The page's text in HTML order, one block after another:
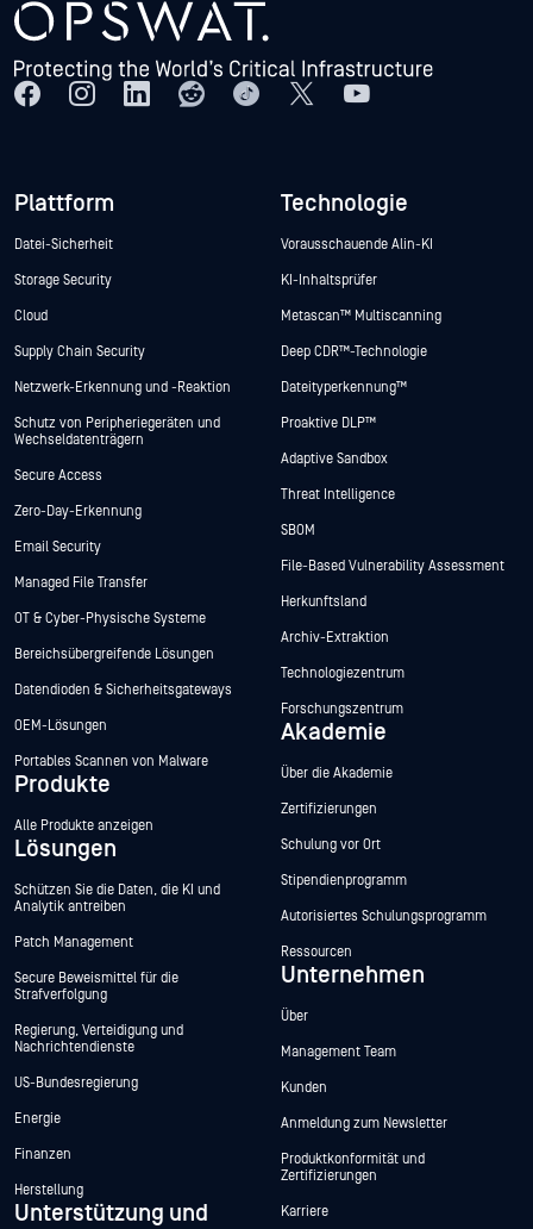
Plattform
Datei-Sicherheit
Storage Security
Cloud
Supply Chain Security
Netzwerk-Erkennung und -Reaktion
Schutz von Peripheriegeräten und
Wechseldatenträgern
Secure Access
Zero-Day-Erkennung
Email Security
Managed File Transfer
OT & Cyber-Physische Systeme
Bereichsübergreifende Lösungen
Datendioden & Sicherheitsgateways
OEM-Lösungen
Portables Scannen von Malware
Produkte
Alle Produkte anzeigen
Lösungen
Schützen Sie die Daten, die KI und
Analytik antreiben
Patch Management
Secure Beweismittel für die
Strafverfolgung
Regierung, Verteidigung und
Nachrichtendienste
US-Bundesregierung
Energie
Finanzen
Herstellung
Unterstützung und
Technologie
Vorausschauende Alin-KI
KI-Inhaltsprüfer
Metascan™ Multiscanning
Deep CDR™-Technologie
Dateityperkennung™
Proaktive DLP™
Adaptive Sandbox
Threat Intelligence
SBOM
File-Based Vulnerability Assessment
Herkunftsland
Archiv-Extraktion
Technologiezentrum
Forschungszentrum
Akademie
Über die Akademie
Zertifizierungen
Schulung vor Ort
Stipendienprogramm
Autorisiertes Schulungsprogramm
Ressourcen
Unternehmen
Über
Management Team
Kunden
Anmeldung zum Newsletter
Produktkonformität und
Zertifizierungen
Karriere